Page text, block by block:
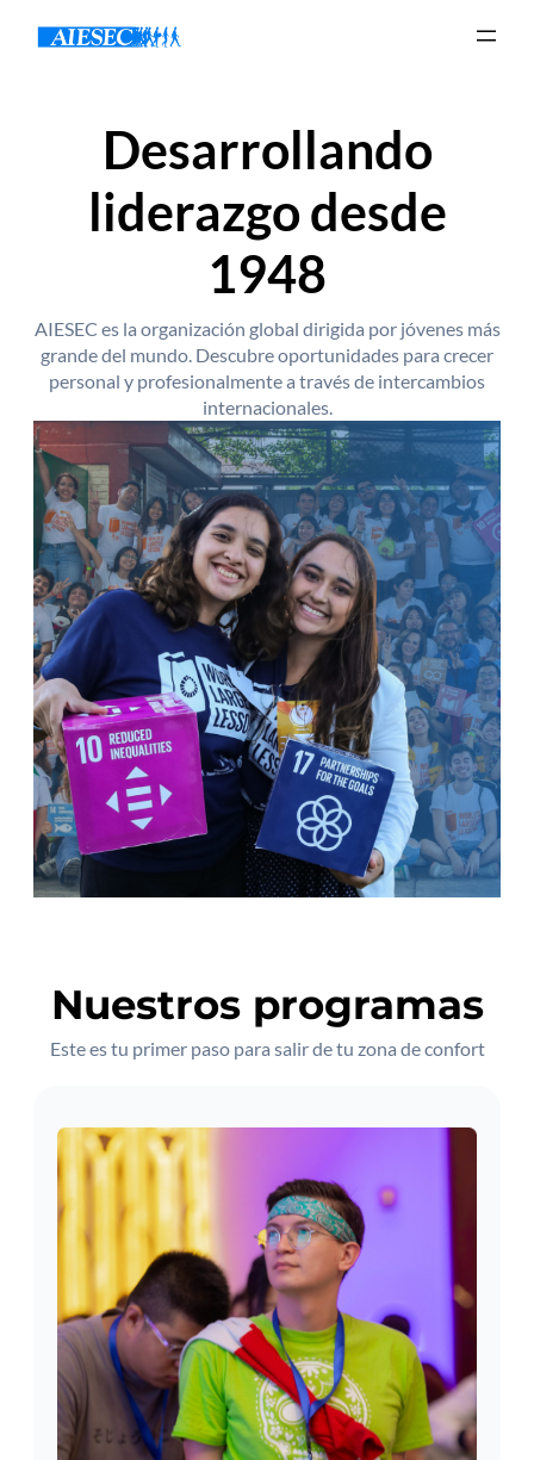
Desarrollando
liderazgo desde
1948
AIESEC es la organización global dirigida por jóvenes más
grande del mundo. Descubre oportunidades para crecer
personal y profesionalmente a través de intercambios
internacionales.
Nuestros programas
Este es tu primer paso para salir de tu zona de confort